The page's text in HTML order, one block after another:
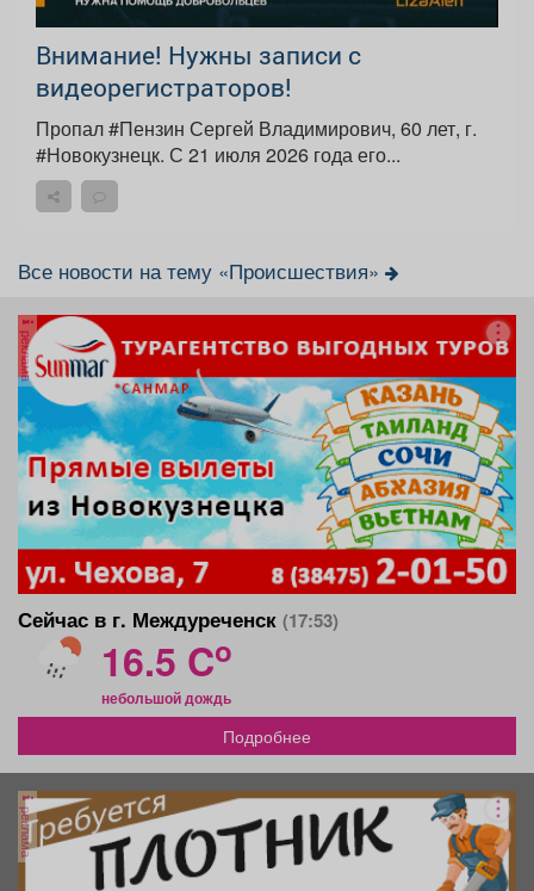
Внимание! Нужны записи с
видеорегистраторов!
Пропал #Пензин Сергей Владимирович, 60 лет, г.
#Новокузнецк. С 21 июля 2026 года его...
Все новости на тему «Происшествия»
реклама
Сейчас в г. Междуреченск (17:53)
16.5 Co
небольшой дождь
Подробнее
реклама